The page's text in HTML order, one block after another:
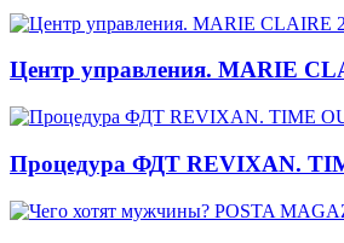
Центр управления. MARIE
Процедура ФДТ REVIXAN.